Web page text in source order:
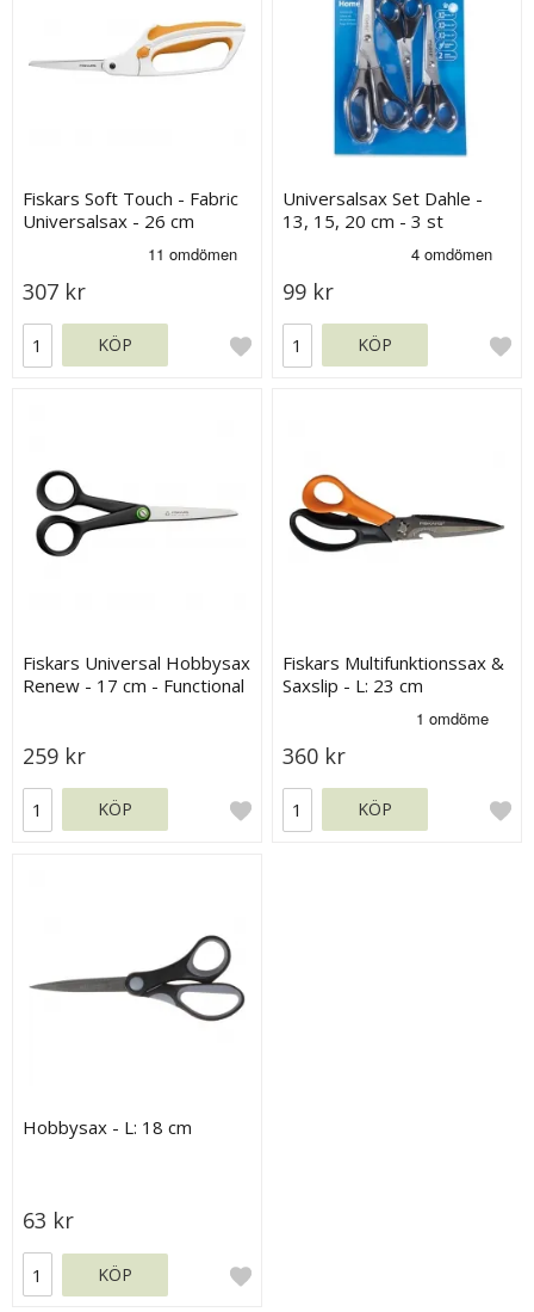
Fiskars Soft Touch - Fabric
Universalsax - 26 cm
307 kr
KÖP
Universalsax Set Dahle -
13, 15, 20 cm - 3 st
99 kr
KÖP
Fiskars Universal Hobbysax
Renew - 17 cm - Functional
259 kr
KÖP
Fiskars Multifunktionssax &
Saxslip - L: 23 cm
360 kr
KÖP
Hobbysax - L: 18 cm
63 kr
KÖP